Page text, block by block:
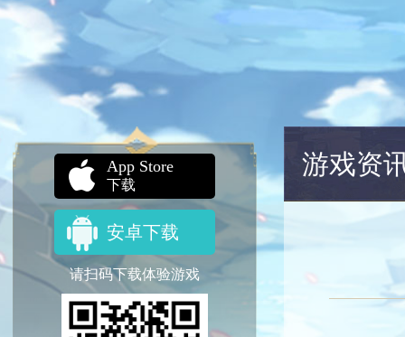
App Store
下载
安卓下载
请扫码下载体验游戏
游戏资